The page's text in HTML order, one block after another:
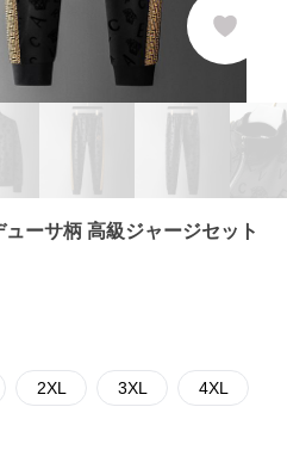
ーサ柄 高級ジャージセット
2XL 3XL 4XL